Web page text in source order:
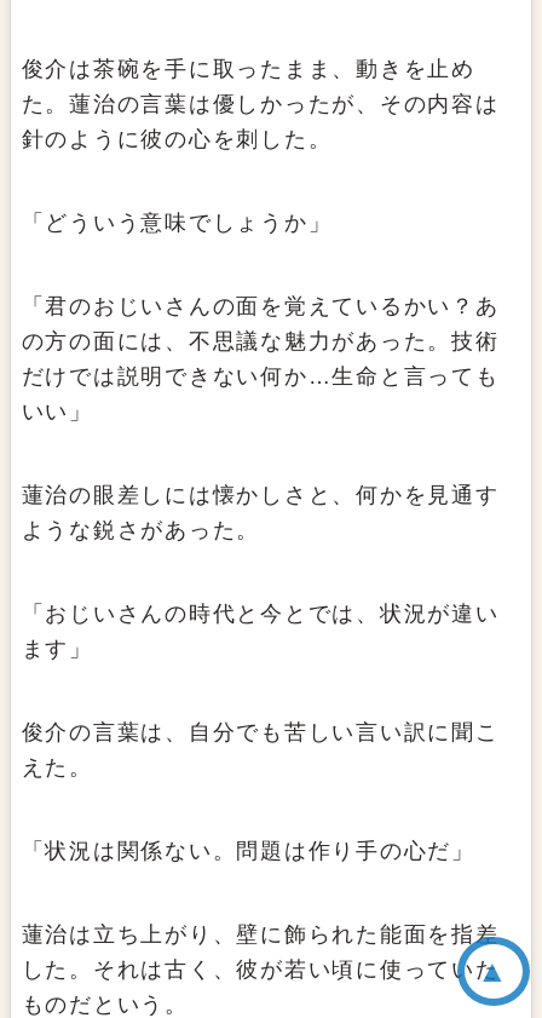
俊介は茶碗を手に取ったまま、動きを止め
た。蓮治の言葉は優しかったが、その内容は
針のように彼の心を刺した。
「どういう意味でしょうか」
「君のおじいさんの面を覚えているかい？あ
の方の面には、不思議な魅力があった。技術
だけでは説明できない何か…生命と言っても
いい」
蓮治の眼差しには懐かしさと、何かを見通す
ような鋭さがあった。
「おじいさんの時代と今とでは、状況が違い
ます」
俊介の言葉は、自分でも苦しい言い訳に聞こ
えた。
「状況は関係ない。問題は作り手の心だ」
蓮治は立ち上がり、壁に飾られた能面を指差
した。それは古く、彼が若い頃に使っていた
ものだという。
▲